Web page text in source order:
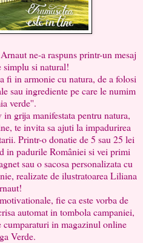
ne-a raspuns printr-un mesaj
simplu si natural!
fi in armonie cu natura, de a folosi
sau ingrediente pe care le numim
verde''.
grija manifestata pentru natura,
te invita sa ajuti la impadurirea
Printr-o donatie de 5 sau 25 lei
in padurile României si vei primi
sau o sacosa personalizata cu
realizate de ilustratoarea Liliana
fie ca este vorba de
automat in tombola campaniei,
cumparaturi in magazinul online
Verde.